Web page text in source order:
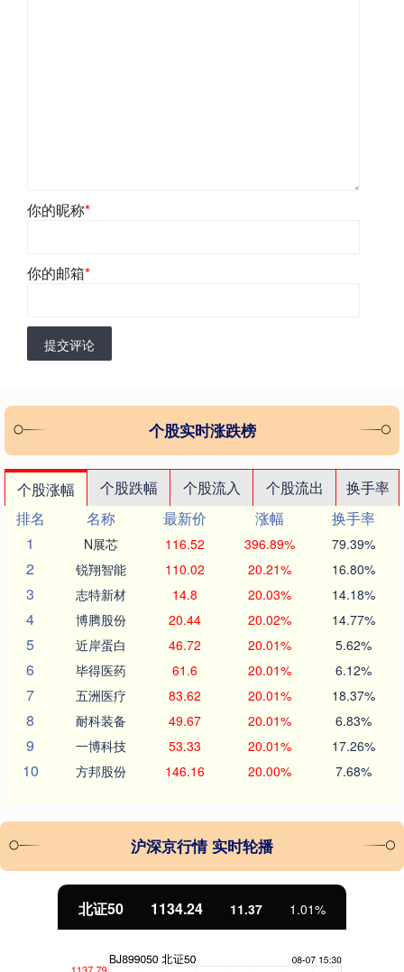
你的昵称*
你的邮箱*
提交评论
个股实时涨跌榜
个股涨幅 个股跌幅 个股流入 个股流出
换手率
排名
名称 最新价 涨幅
换手率
1
N展芯 116.52 396.89% 79.39%
2 锐翔智能 110.02 20.21% 16.80%
3 志特新材 14.8 20.03% 14.18%
4 博腾股份 20.44 20.02% 14.77%
5 近岸蛋白 46.72 20.01% 5.62%
6 毕得医药 61.6 20.01% 6.12%
7 五洲医疗 83.62 20.01% 18.37%
8 耐科装备 49.67 20.01% 6.83%
9 一博科技 53.33 20.01% 17.26%
10 方邦股份 146.16 20.00% 7.68%
沪深京行情 实时轮播
北证50 1134.24 11.37 1.01%